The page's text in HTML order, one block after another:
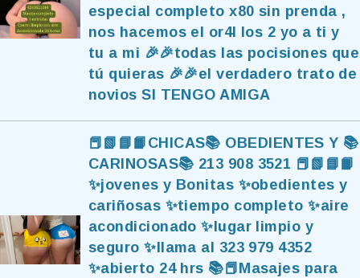
especial completo x80 sin prenda ,
nos hacemos el or4l los 2 yo a ti y
tu a mi 🎉🎉todas las pocisiones que
tú quieras 🎉🎉el verdadero trato de
novios SI TENGO AMIGA
📕📗📘📙CHICAS📚 OBEDIENTES Y 📚
CARINOSAS📚 213 908 3521 📕📗📘📙
✨jovenes y Bonitas ✨obedientes y
cariñosas ✨tiempo completo ✨aire
acondicionado ✨lugar limpio y
seguro ✨llama al 323 979 4352
✨abierto 24 hrs 📚📕Masajes para